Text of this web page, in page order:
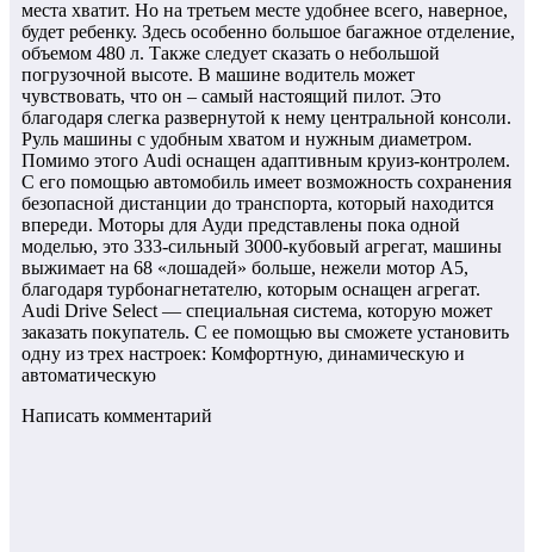
места хватит. Но на третьем месте удобнее всего, наверное,
будет ребенку. Здесь особенно большое багажное отделение,
объемом 480 л. Также следует сказать о небольшой
погрузочной высоте. В машине водитель может
чувствовать, что он – самый настоящий пилот. Это
благодаря слегка развернутой к нему центральной консоли.
Руль машины с удобным хватом и нужным диаметром.
Помимо этого Audi оснащен адаптивным круиз-контролем.
С его помощью автомобиль имеет возможность сохранения
безопасной дистанции до транспорта, который находится
впереди. Моторы для Ауди представлены пока одной
моделью, это 333-сильный 3000-кубовый агрегат, машины
выжимает на 68 «лошадей» больше, нежели мотор А5,
благодаря турбонагнетателю, которым оснащен агрегат.
Audi Drive Select — специальная система, которую может
заказать покупатель. С ее помощью вы сможете установить
одну из трех настроек: Комфортную, динамическую и
автоматическую
Написать комментарий